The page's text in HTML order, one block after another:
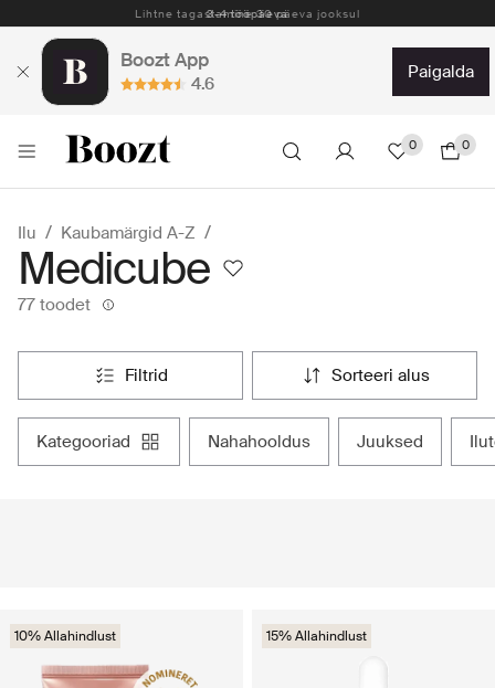
Lihtne tagastamine 30 päeva jooksul
Boozt App
4.6
paigalda
0 0
Ilu Kaubamärgid A-Z
Medicube
77 toodet
filtrid sorteeri alus
kategooriad nahahooldus juuksed
10% Allahindlust 15% Allahindlust